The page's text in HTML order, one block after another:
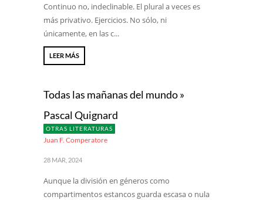
Continuo no, indeclinable. El plural a veces es
más privativo. Ejercicios. No sólo, ni
únicamente, en las c...
LEER MÁS
Todas las mañanas del mundo »
Pascal Quignard
OTRAS LITERATURAS
Juan F. Comperatore
28 MAR, 2024
Aunque la división en géneros como
compartimentos estancos guarda escasa o nula